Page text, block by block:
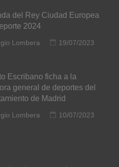
del Rey Ciudad Europea
2024
Lombera
19/07/2023
Escribano ficha a la
general de deportes del
de Madrid
Lombera
10/07/2023